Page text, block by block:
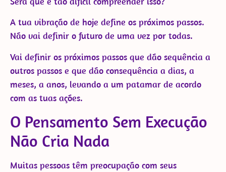
A tua vibração de hoje define os próximos passos.
Não vai definir o futuro de uma vez por todas.
Vai definir os próximos passos que dão sequência a
outros passos e que dão consequência a dias, a
meses, a anos, levando a um patamar de acordo
com as tuas ações.
O Pensamento Sem Execução
Não Cria Nada
Muitas pessoas têm preocupação com seus